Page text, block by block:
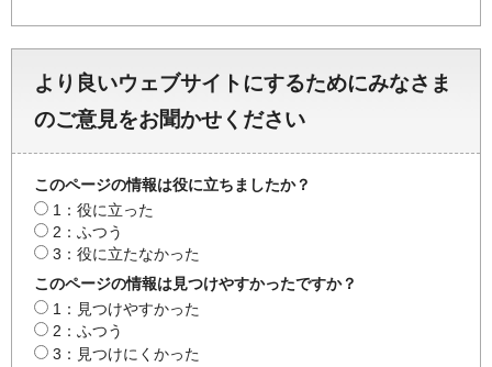
より良いウェブサイトにするためにみなさま
のご意見をお聞かせください
このページの情報は役に立ちましたか？
1：役に立った
2：ふつう
3：役に立たなかった
このページの情報は見つけやすかったですか？
1：見つけやすかった
2：ふつう
3：見つけにくかった